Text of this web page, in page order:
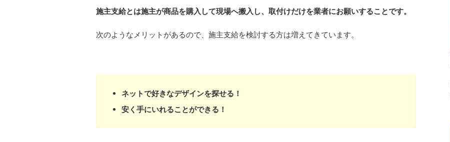
施主支給とは施主が商品を購入して現場へ搬入し、取付けだけを業者にお願いすることです。
次のようなメリットがあるので、施主支給を検討する方は増えてきています。
ネットで好きなデザインを探せる！
安く手にいれることができる！